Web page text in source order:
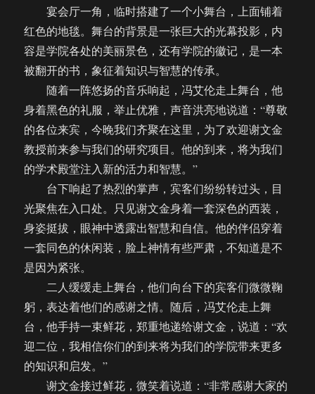
宴会厅一角，临时搭建了一个小舞台，上面铺着
红色的地毯。舞台的背景是一张巨大的光幕投影，内
容是学院各处的美丽景色，还有学院的徽记，是一本
被翻开的书，象征着知识与智慧的传承。
随着一阵悠扬的音乐响起，冯艾伦走上舞台，他
身着黑色的礼服，举止优雅，声音洪亮地说道：“尊敬
的各位来宾，今晚我们齐聚在这里，为了欢迎谢文金
教授前来参与我们的研究项目。他的到来，将为我们
的学术殿堂注入新的活力和智慧。”
台下响起了热烈的掌声，宾客们纷纷转过头，目
光聚焦在入口处。只见谢文金身着一套深色的西装，
身姿挺拔，眼神中透露出智慧和自信。他的伴侣穿着
一套同色的休闲装，脸上神情有些严肃，不知道是不
是因为紧张。
二人缓缓走上舞台，他们向台下的宾客们微微鞠
躬，表达着他们的感谢之情。随后，冯艾伦走上舞
台，他手持一束鲜花，郑重地递给谢文金，说道：“欢
迎二位，我相信你们的到来将为我们的学院带来更多
的知识和启发。”
谢文金接过鲜花，微笑着说道：“非常感谢大家的